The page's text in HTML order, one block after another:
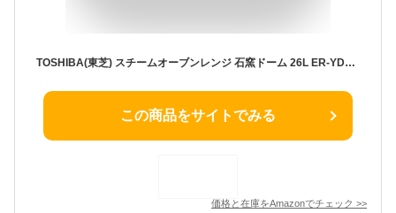
TOSHIBA(東芝) スチームオーブンレンジ 石窯ドーム 26L ER-YD70(W) ホワイト 250℃ 1段調理 フラットテーブル 電子レンジ 赤外線センサー ノンフライ調理 簡単お手入れ 小型 新生活 一人暮らし 二人暮らし ファミリー
この商品をサイトでみる
価格と在庫をAmazonでチェック >>